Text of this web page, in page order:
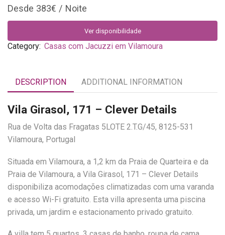
383€
Ver disponibilidade
Category: Casas com Jacuzzi em Vilamoura
DESCRIPTION ADDITIONAL INFORMATION
Vila Girasol, 171 – Clever Details
Rua de Volta das Fragatas 5LOTE 2.T.G/45, 8125-531
Vilamoura, Portugal
Situada em Vilamoura, a 1,2 km da Praia de Quarteira e da
Praia de Vilamoura, a Vila Girasol, 171 – Clever Details
disponibiliza acomodações climatizadas com uma varanda
e acesso Wi-Fi gratuito. Esta villa apresenta uma piscina
privada, um jardim e estacionamento privado gratuito.